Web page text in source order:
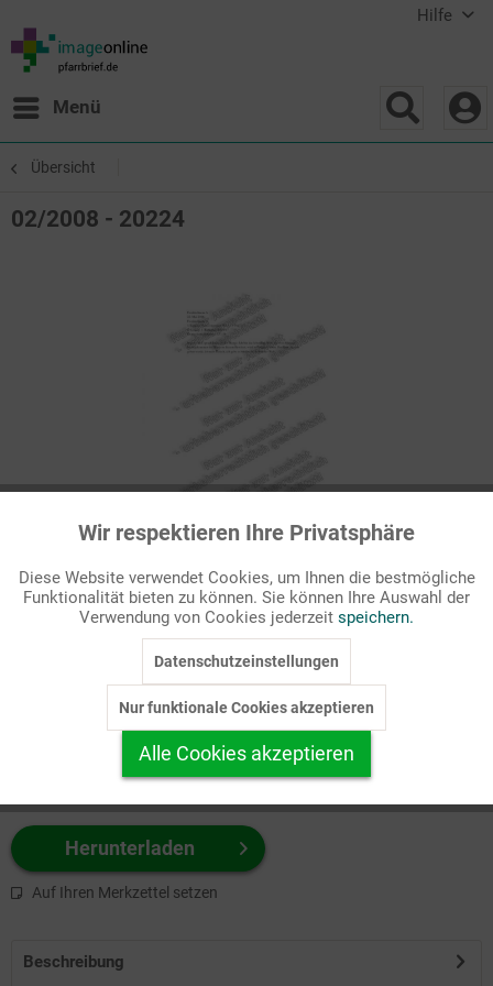
Hilfe
Menü
Übersicht
02/2008 - 20224
Passende Stichworte
Bibel, Eucharistie/Abendmahl
zuerst Ihr Produktformat aus.
z.B. Farbe-Grafik, Schwarz-Weiß-Grafik, mit/ohne Text ...
Herunterladen
Auf Ihren Merkzettel setzen
Beschreibung
Funktionale Aktiv
Marketing Inaktiv
Personalisierung Inaktiv
Service
Wir respektieren Ihre Privatsphäre
Diese Website verwendet Cookies, um Ihnen die bestmögliche
Funktionalität bieten zu können. Sie können Ihre Auswahl der
Verwendung von Cookies jederzeit speichern.
Datenschutzeinstellungen
Nur funktionale Cookies akzeptieren
Alle Cookies akzeptieren